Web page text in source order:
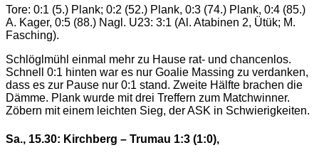
Tore: 0:1 (5.) Plank; 0:2 (52.) Plank, 0:3 (74.) Plank, 0:4 (85.)
A. Kager, 0:5 (88.) Nagl. U23: 3:1 (Al. Atabinen 2, Ütük; M.
Fasching).
Schlöglmühl einmal mehr zu Hause rat- und chancenlos.
Schnell 0:1 hinten war es nur Goalie Massing zu verdanken,
dass es zur Pause nur 0:1 stand. Zweite Hälfte brachen die
Dämme. Plank wurde mit drei Treffern zum Matchwinner.
Zöbern mit einem leichten Sieg, der ASK in Schwierigkeiten.
Sa., 15.30: Kirchberg – Trumau 1:3 (1:0),